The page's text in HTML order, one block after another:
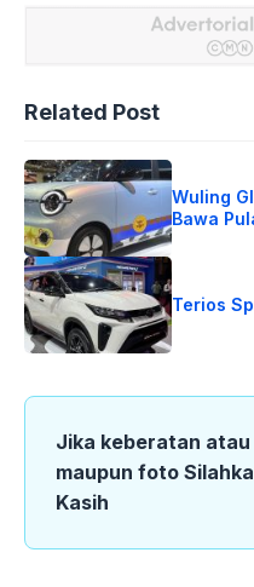
Related Post
Wuling
Bawa
Terios
Jika keberatan
maupun foto
Kasih